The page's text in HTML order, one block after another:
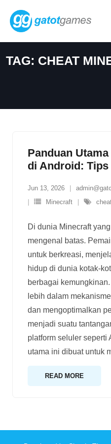
content
TAG: CHEAT
Panduan
di Android:
Jun 13, 2026
Minecraft
Di dunia Minecraft
mengenal batas.
untuk berkreasi,
hidup di dunia kotak-
berbagai
lebih dalam
dan mengoptimalkan
menjadi suatu
platform seluler seperti
utama ini dibuat untuk
READ MORE